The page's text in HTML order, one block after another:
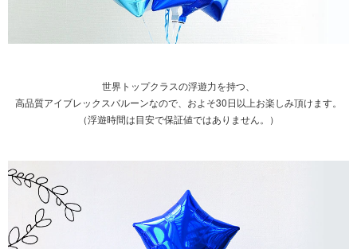
世界トップクラスの浮遊力を持つ、
高品質アイブレックスバルーンなので、およそ30日以上お楽しみ頂けます。
（浮遊時間は目安で保証値ではありません。）